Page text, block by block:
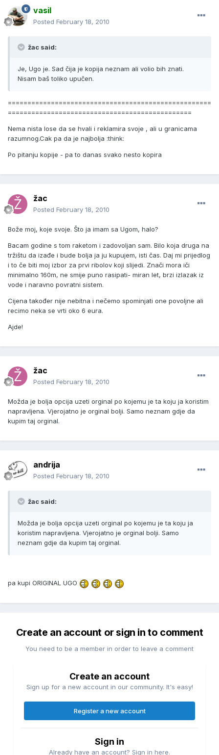
vasil
Posted February 18, 2010
žac said:
Je, Ugo je. Sad čija je kopija neznam ali volio bih znati.
Nisam baš toliko upučen.
====================================================
===============================================
Nema nista lose da se hvali i reklamira svoje , ali u granicama
razumnog.Cak pa da je najbolja :think:
Po pitanju kopije - pa to danas svako nesto kopira
žac
Posted February 18, 2010
Bože moj, koje svoje. Što ja imam sa Ugom, halo?
Bacam godine s tom raketom i zadovoljan sam. Bilo koja druga na
tržištu da izađe i bude bolja ja ju kupujem, isti čas. Daj mi prijedlog
i to če biti moj izbor za prvi ribolov koji slijedi. Znači mora iči
minimalno 160m, ne smije puno rasipati- miran let, brzi izlazak iz
vode i naravno povratni sistem.
Cijena također nije nebitna i nečemo spominjati one povoljne ali
recimo neka se vrti oko 6 eura.
Ajde!
žac
Posted February 18, 2010
Možda je bolja opcija uzeti orginal po kojemu je ta koju ja koristim
napravljena. Vjerojatno je orginal bolji. Samo neznam gdje da
kupim taj orginal.
andrija
Posted February 18, 2010
žac said:
Možda je bolja opcija uzeti orginal po kojemu je ta koju ja
koristim napravljena. Vjerojatno je orginal bolji. Samo
neznam gdje da kupim taj orginal.
pa kupi ORIGINAL UGO
Create an account or sign in to comment
You need to be a member in order to leave a comment
Create an account
Sign up for a new account in our community. It's easy!
Register a new account
Sign in
Already have an account? Sign in here.